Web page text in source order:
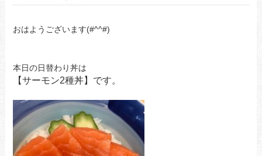
おはようございます(#^^#)
本日の日替わり丼は
【サーモン2種丼】です。